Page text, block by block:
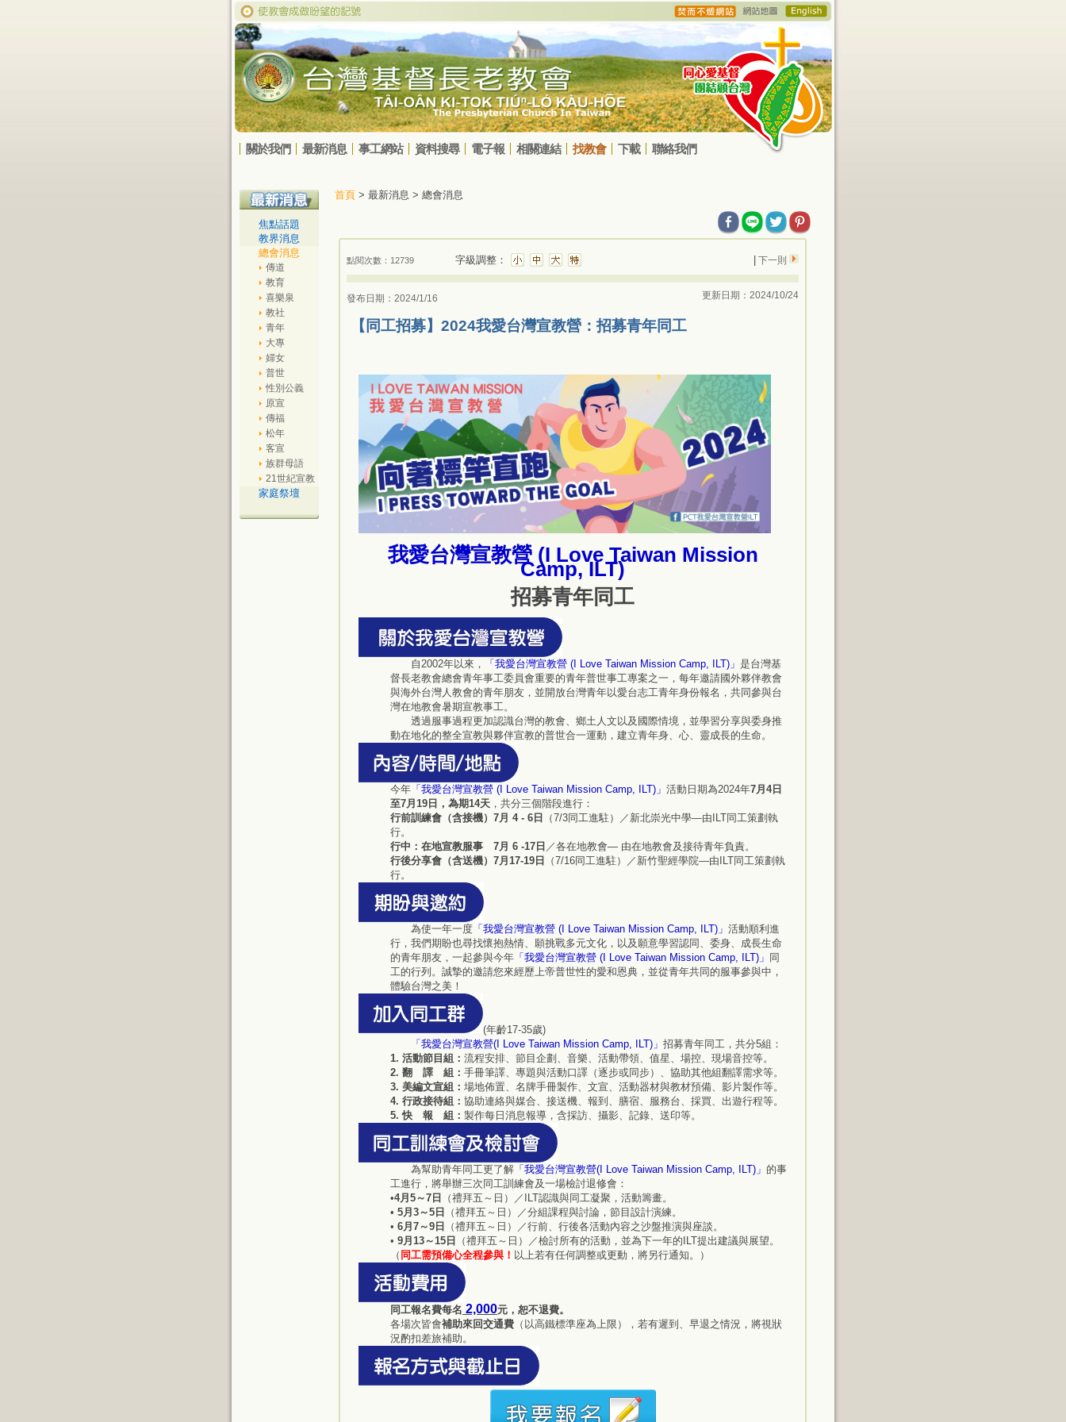
關於我們 最新消息 事工網站 資料搜尋 電子報 相關連結 找教會 下載 聯絡我們
焦點話題
教界消息
總會消息
傳道
教育
喜樂泉
教社
青年
大專
婦女
普世
性別公義
原宣
傳福
松年
客宣
族群母語
21世紀宣教
家庭祭壇
首頁 > 最新消息 > 總會消息
點閱次數：12739 字級調整： 下一則
發布日期：2024/1/16 更新日期：2024/10/24
【同工招募】2024我愛台灣宣教營：招募青年同工
我愛台灣宣教營 (I Love Taiwan Mission
Camp, ILT)
招募青年同工
自2002年以來， 「我愛台灣宣教營 (I Love Taiwan Mission Camp, ILT)」 是台灣基
督長老教會總會青年事工委員會重要的青年普世事工專案之一，每年邀請國外夥伴教會
與海外台灣人教會的青年朋友，並開放台灣青年以愛台志工青年身份報名，共同參與台
灣在地教會暑期宣教事工。
透過服事過程更加認識台灣的教會、鄉土人文以及國際情境，並學習分享與委身推
動在地化的整全宣教與夥伴宣教的普世合一運動，建立青年身、心、靈成長的生命。
今年 「我愛台灣宣教營 (I Love Taiwan Mission Camp, ILT)」 活動日期為2024年7月4日
至7月19日，為期14天 ，共分三個階段進行：
行前訓練會（含接機）7月 4 - 6日
（7/3同工進駐）／新北崇光中學—由ILT同工策劃執
行。
行中：在地宣教服事 7月 6 -17日 ／各在地教會— 由在地教會及接待青年負責。
行後分享會（含送機）7月17-19日
（7/16同工進駐）／新竹聖經學院—由ILT同工策劃執
行。
為使一年一度 「我愛台灣宣教營 (I Love Taiwan Mission Camp, ILT)」 活動順利進
行，我們期盼也尋找懷抱熱情、願挑戰多元文化，以及願意學習認同、委身、成長生命
的青年朋友，一起參與今年 「我愛台灣宣教營 (I Love Taiwan Mission Camp, ILT)」 同
工的行列。誠摯的邀請您來經歷上帝普世性的愛和恩典，並從青年共同的服事參與中，
體驗台灣之美！
(年齡17-35歲)
「我愛台灣宣教營(I Love Taiwan Mission Camp, ILT)」 招募青年同工，共分5組：
1. 活動節目組： 流程安排、節目企劃、音樂、活動帶領、值星、場控、現場音控等。
2. 翻 譯 組： 手冊筆譯、專題與活動口譯（逐步或同步）、協助其他組翻譯需求等。
3. 美編文宣組： 場地佈置、名牌手冊製作、文宣、活動器材與教材預備、影片製作等。
4. 行政接待組： 協助連絡與媒合、接送機、報到、膳宿、服務台、採買、出遊行程等。
5. 快 報 組： 製作每日消息報導，含採訪、攝影、記錄、送印等。
為幫助青年同工更了解 「我愛台灣宣教營(I Love Taiwan Mission Camp, ILT)」 的事
工進行，將舉辦三次同工訓練會及一場檢討退修會：
•4月5～7日
（禮拜五～日）／ILT認識與同工凝聚，活動籌畫。
• 5月3～5日
（禮拜五～日）／分組課程與討論，節目設計演練。
• 6月7～9日
（禮拜五～日）／行前、行後各活動內容之沙盤推演與座談。
• 9月13～15日
（禮拜五～日）／檢討所有的活動，並為下一年的ILT提出建議與展望。
（ 同工需預備心全程參與！ 以上若有任何調整或更動，將另行通知。）
同工報名費每名 2,000元，恕不退費。
各場次皆會補助來回交通費 （以高鐵標準座為上限），若有遲到、早退之情況，將視狀
況酌扣差旅補助。